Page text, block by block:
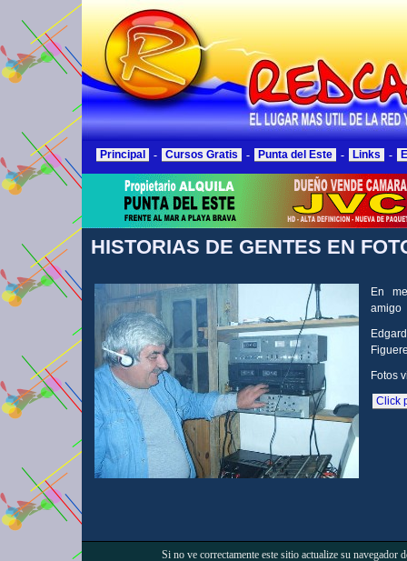
Principal - Cursos Gratis - Punta del Este - Links -
HISTORIAS DE GENTES EN
En
amigo
Fotos
Click
Si no ve correctamente este sitio actualize su